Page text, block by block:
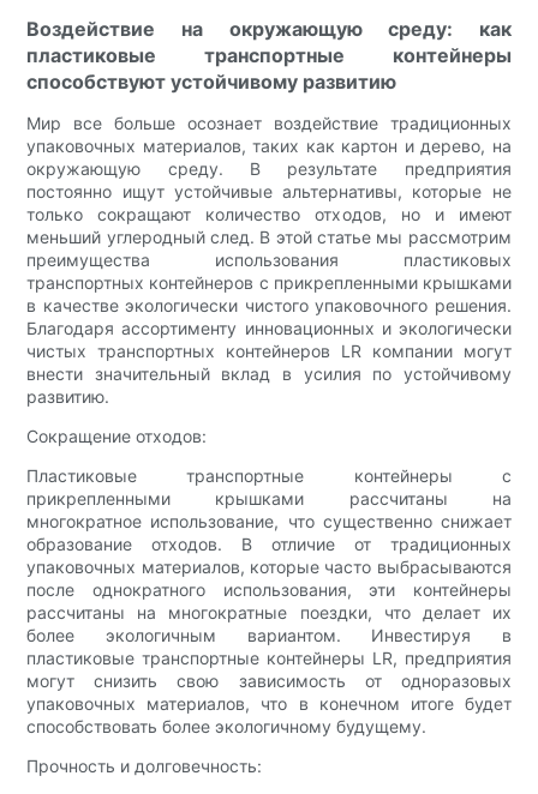
Воздействие на окружающую среду: как
пластиковые транспортные контейнеры
способствуют устойчивому развитию
Мир все больше осознает воздействие традиционных
упаковочных материалов, таких как картон и дерево, на
окружающую среду. В результате предприятия
постоянно ищут устойчивые альтернативы, которые не
только сокращают количество отходов, но и имеют
меньший углеродный след. В этой статье мы рассмотрим
преимущества использования пластиковых
транспортных контейнеров с прикрепленными крышками
в качестве экологически чистого упаковочного решения.
Благодаря ассортименту инновационных и экологически
чистых транспортных контейнеров LR компании могут
внести значительный вклад в усилия по устойчивому
развитию.
Сокращение отходов:
Пластиковые транспортные контейнеры с
прикрепленными крышками рассчитаны на
многократное использование, что существенно снижает
образование отходов. В отличие от традиционных
упаковочных материалов, которые часто выбрасываются
после однократного использования, эти контейнеры
рассчитаны на многократные поездки, что делает их
более экологичным вариантом. Инвестируя в
пластиковые транспортные контейнеры LR, предприятия
могут снизить свою зависимость от одноразовых
упаковочных материалов, что в конечном итоге будет
способствовать более экологичному будущему.
Прочность и долговечность: